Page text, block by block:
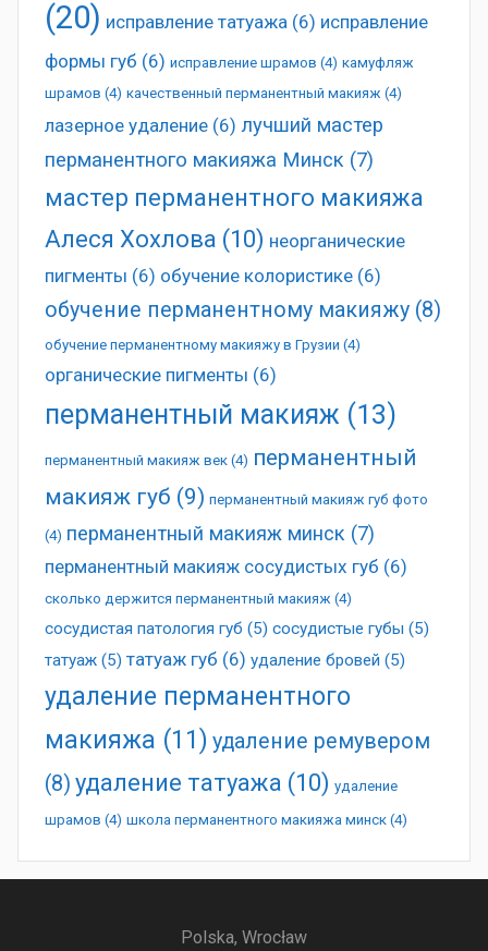
(20) исправление татуажа (6) исправление
формы губ (6) исправление шрамов (4) камуфляж
шрамов (4) качественный перманентный макияж (4)
лазерное удаление (6) лучший мастер
перманентного макияжа Минск (7)
мастер перманентного макияжа
Алеся Хохлова (10) неорганические
пигменты (6) обучение колористике (6)
обучение перманентному макияжу (8)
обучение перманентному макияжу в Грузии (4)
органические пигменты (6)
перманентный макияж (13)
перманентный макияж век (4) перманентный
макияж губ (9) перманентный макияж губ фото
(4) перманентный макияж минск (7)
перманентный макияж сосудистых губ (6)
сколько держится перманентный макияж (4)
сосудистая патология губ (5) сосудистые губы (5)
татуаж (5) татуаж губ (6) удаление бровей (5)
удаление перманентного
макияжа (11) удаление ремувером
(8) удаление татуажа (10) удаление
шрамов (4) школа перманентного макияжа минск (4)
Polska, Wrocław